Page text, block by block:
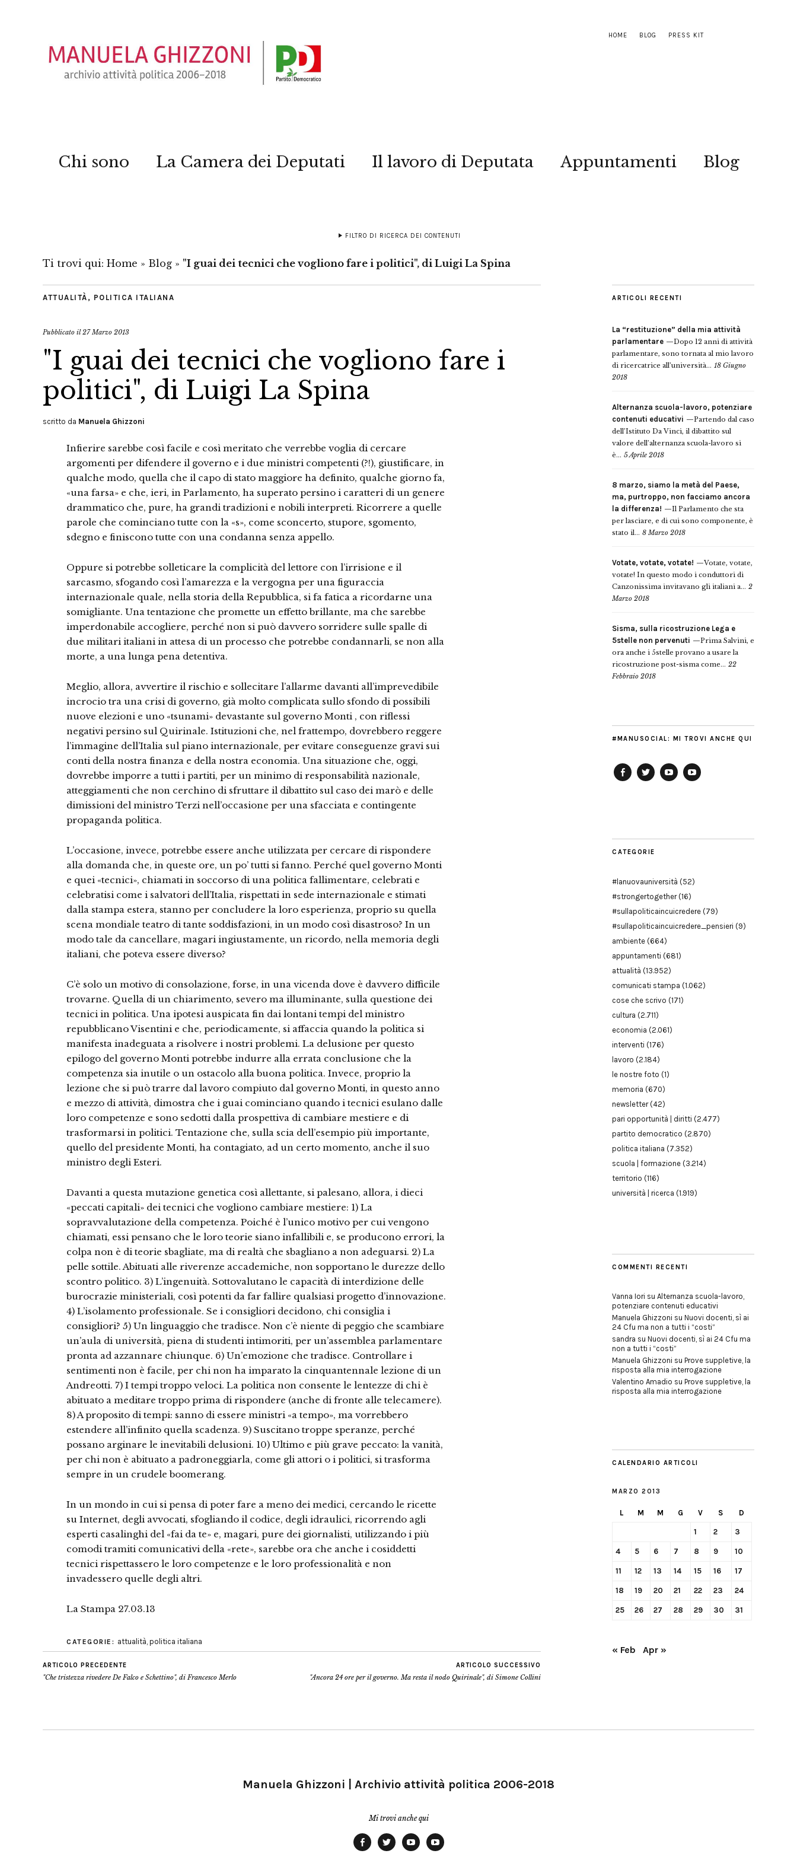
HOME BLOG PRESS KIT
Chi sono La Camera dei Deputati Il lavoro di Deputata Appuntamenti Blog
FILTRO DI RICERCA DEI CONTENUTI
Ti trovi qui: Home » Blog » "I guai dei tecnici che vogliono fare i politici", di Luigi La Spina
ATTUALITÀ , POLITICA ITALIANA
Pubblicato il27 Marzo 2013
"I guai dei tecnici che vogliono fare i
politici", di Luigi La Spina
scritto da Manuela Ghizzoni
Infierire sarebbe così facile e così meritato che verrebbe voglia di cercare
argomenti per difendere il governo e i due ministri competenti (?!), giustificare, in
qualche modo, quella che il capo di stato maggiore ha definito, qualche giorno fa,
«una farsa» e che, ieri, in Parlamento, ha superato persino i caratteri di un genere
drammatico che, pure, ha grandi tradizioni e nobili interpreti. Ricorrere a quelle
parole che cominciano tutte con la «s», come sconcerto, stupore, sgomento,
sdegno e finiscono tutte con una condanna senza appello.
Oppure si potrebbe solleticare la complicità del lettore con l’irrisione e il
sarcasmo, sfogando così l’amarezza e la vergogna per una figuraccia
internazionale quale, nella storia della Repubblica, si fa fatica a ricordarne una
somigliante. Una tentazione che promette un effetto brillante, ma che sarebbe
imperdonabile accogliere, perché non si può davvero sorridere sulle spalle di
due militari italiani in attesa di un processo che potrebbe condannarli, se non alla
morte, a una lunga pena detentiva.
Meglio, allora, avvertire il rischio e sollecitare l’allarme davanti all’imprevedibile
incrocio tra una crisi di governo, già molto complicata sullo sfondo di possibili
nuove elezioni e uno «tsunami» devastante sul governo Monti , con riflessi
negativi persino sul Quirinale. Istituzioni che, nel frattempo, dovrebbero reggere
l’immagine dell’Italia sul piano internazionale, per evitare conseguenze gravi sui
conti della nostra finanza e della nostra economia. Una situazione che, oggi,
dovrebbe imporre a tutti i partiti, per un minimo di responsabilità nazionale,
atteggiamenti che non cerchino di sfruttare il dibattito sul caso dei marò e delle
dimissioni del ministro Terzi nell’occasione per una sfacciata e contingente
propaganda politica.
L’occasione, invece, potrebbe essere anche utilizzata per cercare di rispondere
alla domanda che, in queste ore, un po’ tutti si fanno. Perché quel governo Monti
e quei «tecnici», chiamati in soccorso di una politica fallimentare, celebrati e
celebratisi come i salvatori dell’Italia, rispettati in sede internazionale e stimati
dalla stampa estera, stanno per concludere la loro esperienza, proprio su quella
scena mondiale teatro di tante soddisfazioni, in un modo così disastroso? In un
modo tale da cancellare, magari ingiustamente, un ricordo, nella memoria degli
italiani, che poteva essere diverso?
C’è solo un motivo di consolazione, forse, in una vicenda dove è davvero difficile
trovarne. Quella di un chiarimento, severo ma illuminante, sulla questione dei
tecnici in politica. Una ipotesi auspicata fin dai lontani tempi del ministro
repubblicano Visentini e che, periodicamente, si affaccia quando la politica si
manifesta inadeguata a risolvere i nostri problemi. La delusione per questo
epilogo del governo Monti potrebbe indurre alla errata conclusione che la
competenza sia inutile o un ostacolo alla buona politica. Invece, proprio la
lezione che si può trarre dal lavoro compiuto dal governo Monti, in questo anno
e mezzo di attività, dimostra che i guai cominciano quando i tecnici esulano dalle
loro competenze e sono sedotti dalla prospettiva di cambiare mestiere e di
trasformarsi in politici. Tentazione che, sulla scia dell’esempio più importante,
quello del presidente Monti, ha contagiato, ad un certo momento, anche il suo
ministro degli Esteri.
Davanti a questa mutazione genetica così allettante, si palesano, allora, i dieci
«peccati capitali» dei tecnici che vogliono cambiare mestiere: 1) La
sopravvalutazione della competenza. Poiché è l’unico motivo per cui vengono
chiamati, essi pensano che le loro teorie siano infallibili e, se producono errori, la
colpa non è di teorie sbagliate, ma di realtà che sbagliano a non adeguarsi. 2) La
pelle sottile. Abituati alle riverenze accademiche, non sopportano le durezze dello
scontro politico. 3) L’ingenuità. Sottovalutano le capacità di interdizione delle
burocrazie ministeriali, così potenti da far fallire qualsiasi progetto d’innovazione.
4) L’isolamento professionale. Se i consigliori decidono, chi consiglia i
consigliori? 5) Un linguaggio che tradisce. Non c’è niente di peggio che scambiare
un’aula di università, piena di studenti intimoriti, per un’assemblea parlamentare
pronta ad azzannare chiunque. 6) Un’emozione che tradisce. Controllare i
sentimenti non è facile, per chi non ha imparato la cinquantennale lezione di un
Andreotti. 7) I tempi troppo veloci. La politica non consente le lentezze di chi è
abituato a meditare troppo prima di rispondere (anche di fronte alle telecamere).
8) A proposito di tempi: sanno di essere ministri «a tempo», ma vorrebbero
estendere all’infinito quella scadenza. 9) Suscitano troppe speranze, perché
possano arginare le inevitabili delusioni. 10) Ultimo e più grave peccato: la vanità,
per chi non è abituato a padroneggiarla, come gli attori o i politici, si trasforma
sempre in un crudele boomerang.
In un mondo in cui si pensa di poter fare a meno dei medici, cercando le ricette
su Internet, degli avvocati, sfogliando il codice, degli idraulici, ricorrendo agli
esperti casalinghi del «fai da te» e, magari, pure dei giornalisti, utilizzando i più
comodi tramiti comunicativi della «rete», sarebbe ora che anche i cosiddetti
tecnici rispettassero le loro competenze e le loro professionalità e non
invadessero quelle degli altri.
La Stampa 27.03.13
CATEGORIE: attualità, politica italiana
ARTICOLO PRECEDENTE
"Che tristezza rivedere De Falco e Schettino", di Francesco Merlo
ARTICOLO SUCCESSIVO
"Ancora 24 ore per il governo. Ma resta il nodo Quirinale", di Simone Collini
ARTICOLI RECENTI
La “restituzione” della mia attività
parlamentare
Dopo 12 anni di attività
parlamentare, sono tornata al mio lavoro
di ricercatrice all’università... 18 Giugno
2018
Alternanza scuola-lavoro, potenziare
contenuti educativi
Partendo dal caso
dell’Istituto Da Vinci, il dibattito sul
valore dell’alternanza scuola-lavoro si
è... 5 Aprile 2018
8 marzo, siamo la metà del Paese,
ma, purtroppo, non facciamo ancora
la differenza!
Il Parlamento che sta
per lasciare, e di cui sono componente, è
stato il... 8 Marzo 2018
Votate, votate, votate!
Votate, votate,
votate! In questo modo i conduttori di
Canzonissima invitavano gli italiani a... 2
Marzo 2018
Sisma, sulla ricostruzione Lega e
5stelle non pervenuti
Prima Salvini, e
ora anche i 5stelle provano a usare la
ricostruzione post-sisma come... 22
Febbraio 2018
#MANUSOCIAL: MI TROVI ANCHE QUI
CATEGORIE
#lanuovauniversità (52)
#strongertogether(16)
#sullapoliticaincuicredere (79)
#sullapoliticaincuicredere_pensieri (9)
ambiente (664)
appuntamenti (681)
attualità (13.952)
comunicati stampa (1.062)
cose che scrivo (171)
cultura (2.711)
economia (2.061)
interventi (176)
lavoro (2.184)
le nostre foto (1)
memoria (670)
newsletter(42)
pari opportunità | diritti (2.477)
partito democratico (2.870)
politica italiana (7.352)
scuola | formazione (3.214)
territorio (116)
università | ricerca (1.919)
COMMENTI RECENTI
Vanna Iori su Alternanza scuola-lavoro,
potenziare contenuti educativi
Manuela Ghizzoni su Nuovi docenti, sì ai
24 Cfu ma non a tutti i “costi”
sandra su Nuovi docenti, sì ai 24 Cfu ma
non a tutti i “costi”
Manuela Ghizzoni su Prove suppletive, la
risposta alla mia interrogazione
Valentino Amadio su Prove suppletive, la
risposta alla mia interrogazione
CALENDARIO ARTICOLI
MARZO 2013
L M M G V S D
1 2 3
4 5 6 7 8 9 10
11 12 13 14 15 16 17
18 19 20 21 22 23 24
25 26 27 28 29 30 31
« Feb Apr »
Manuela Ghizzoni | Archivio attività politica 2006-2018
Mi trovi anche qui